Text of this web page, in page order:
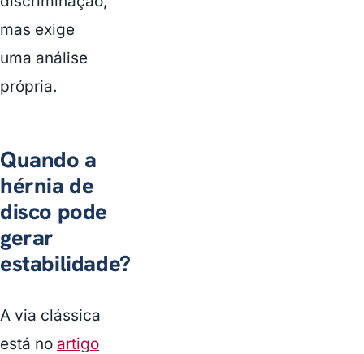
mas exige
uma análise
própria.
Quando a
hérnia de
disco pode
gerar
estabilidade?
A via clássica
está no artigo